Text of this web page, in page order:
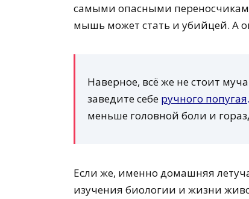
самыми опасными
мышь может стать и убийцей. А
Наверное, всё же не стоит
заведите себе ручного попугая.
меньше головной боли и
Если же, именно домашняя
изучения биологии и жизни